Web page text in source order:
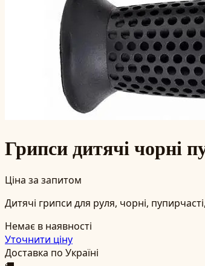
Грипси дитячі чорні
Ціна за запитом
Дитячі грипси для руля, чорні,
Немає в наявності
Уточнити ціну
Доставка по Україні